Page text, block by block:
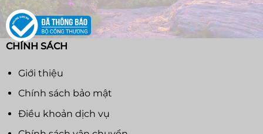
CHÍNH SÁCH
Giới thiệu
Chính sách bảo mật
Điều khoản dịch vụ